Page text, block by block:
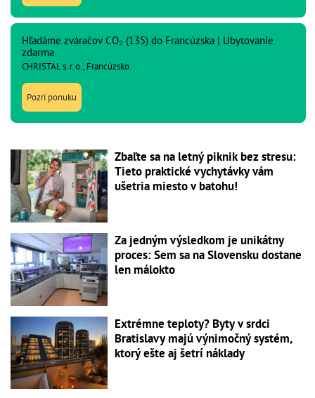
Hľadáme zváračov CO₂ (135) do Francúzska | Ubytovanie
zdarma
CHRISTAL s. r. o., Francúzsko
Pozri ponuku
Zbaľte sa na letný piknik bez stresu:
Tieto praktické vychytávky vám
ušetria miesto v batohu!
Za jedným výsledkom je unikátny
proces: Sem sa na Slovensku dostane
len málokto
Extrémne teploty? Byty v srdci
Bratislavy majú výnimočný systém,
ktorý ešte aj šetrí náklady